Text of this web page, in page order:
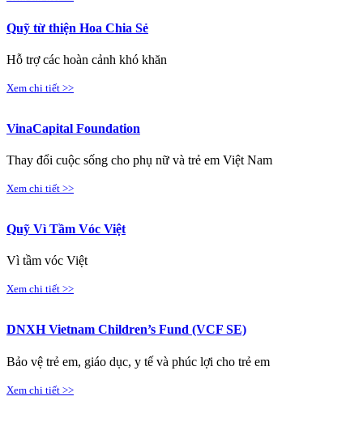
Quỹ từ thiện Hoa Chia Sẻ
Hỗ trợ các hoàn cảnh khó khăn
Xem chi tiết >>
VinaCapital Foundation
Thay đổi cuộc sống cho phụ nữ và trẻ em Việt Nam
Xem chi tiết >>
Quỹ Vì Tầm Vóc Việt
Vì tầm vóc Việt
Xem chi tiết >>
DNXH Vietnam Children’s Fund (VCF SE)
Bảo vệ trẻ em, giáo dục, y tế và phúc lợi cho trẻ em
Xem chi tiết >>